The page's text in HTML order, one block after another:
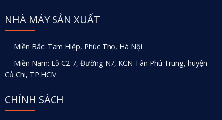
NHÀ MÁY SẢN XUẤT
Miền Bắc: Tam Hiệp, Phúc Thọ, Hà Nội
Miền Nam: Lô C2-7, Đường N7, KCN Tân Phú Trung, huyện
Củ Chi, TP.HCM
CHÍNH SÁCH